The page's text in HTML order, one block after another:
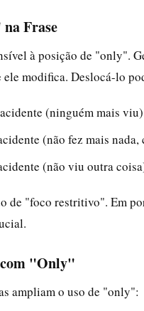
Frase
à posição de "only".
ele modifica. Deslocá-lo
(ninguém mais
(não fez mais
(não viu outra
de "foco restritivo". Em
com "Only"
ampliam o uso de "only":